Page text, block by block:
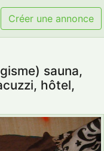
Créer une annonce
sauna,
hôtel,